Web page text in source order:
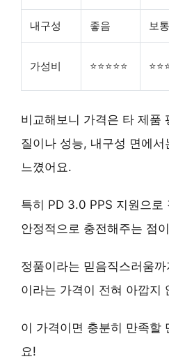
내구성 좋음 보통
가성비 ⭐⭐⭐⭐⭐
비교해보니 가격은 타 제품
질이나 성능, 내구성 면에
느꼈어요.
특히 PD 3.0 PPS 지원으로
안정적으로 충전해주는 점
정품이라는 믿음직스러움
이라는 가격이 전혀 아깝지
이 가격이면 충분히 만족할
요!